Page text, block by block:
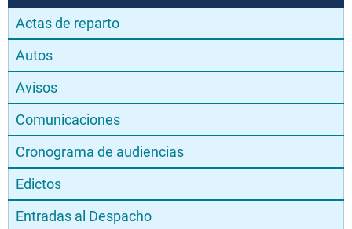
Actas de reparto
Autos
Avisos
Comunicaciones
Cronograma de audiencias
Edictos
Entradas al Despacho